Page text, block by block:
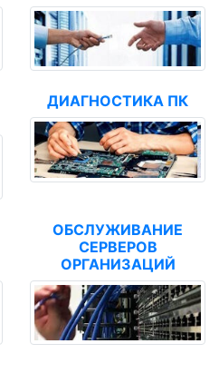
ДИАГНОСТИКА ПК
ОБСЛУЖИВАНИЕ
СЕРВЕРОВ
ОРГАНИЗАЦИЙ